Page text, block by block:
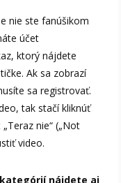
nie ste fanúšikom
účet
ktorý nájdete
Ak sa zobrazí
sa registrovať.
tak stačí kliknúť
nie“ („Not
video.
nájdete aj